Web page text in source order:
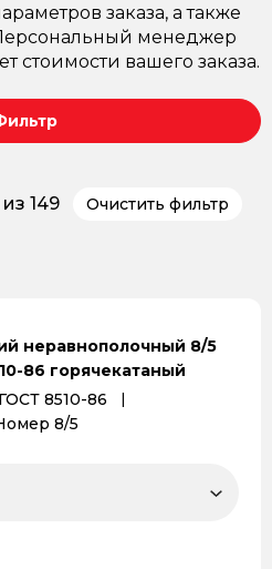
заказа, а также
менеджер
стоимости вашего заказа.
из 149 Очистить фильтр
неравнополочный 8/5
86 горячекатаный
8510-86
8/5